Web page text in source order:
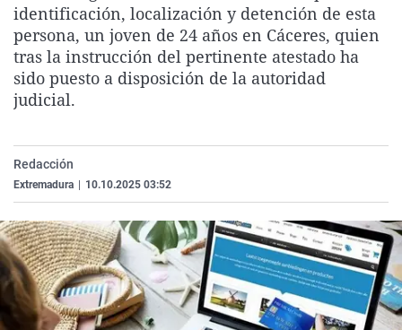
La rosa de los vientos
Gente viajera
Como el perro y el
Caso
Retornados
Equipo de
Extremadura
Galicia
La Rioja
Virales
Televisión
Elecciones
identificación, localización y detención de esta
persona, un joven de 24 años en Cáceres, quien
tras la instrucción del pertinente atestado ha
sido puesto a disposición de la autoridad
judicial.
Redacción
Extremadura 10.10.2025 03:52